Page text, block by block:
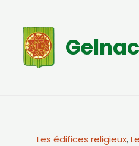
contenu
Les édifices religieux,